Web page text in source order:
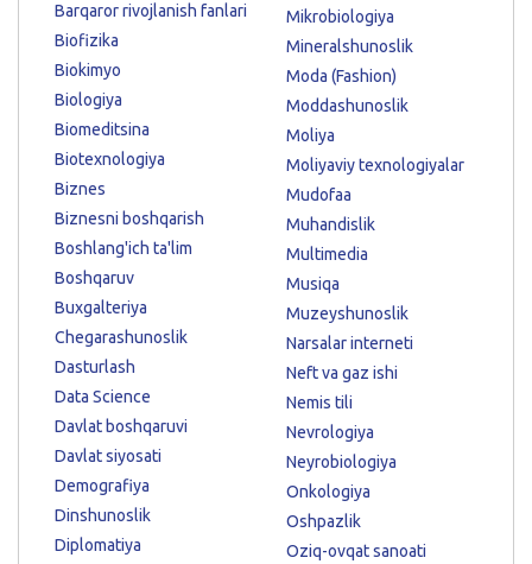
Barqaror rivojlanish fanlari
Biofizika
Biokimyo
Biologiya
Biomeditsina
Biotexnologiya
Biznes
Biznesni boshqarish
Boshlang'ich ta'lim
Boshqaruv
Buxgalteriya
Chegarashunoslik
Dasturlash
Data Science
Davlat boshqaruvi
Davlat siyosati
Demografiya
Dinshunoslik
Diplomatiya
Mikrobiologiya
Mineralshunoslik
Moda (Fashion)
Moddashunoslik
Moliya
Moliyaviy texnologiyalar
Mudofaa
Muhandislik
Multimedia
Musiqa
Muzeyshunoslik
Narsalar interneti
Neft va gaz ishi
Nemis tili
Nevrologiya
Neyrobiologiya
Onkologiya
Oshpazlik
Oziq-ovqat sanoati